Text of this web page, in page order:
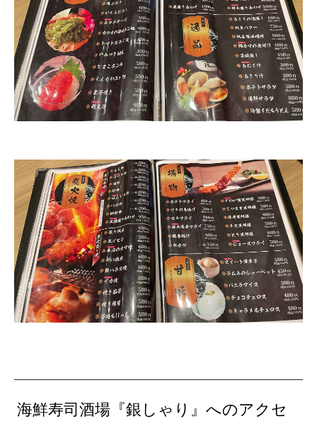
海鮮寿司酒場『銀しゃり』へのアクセ